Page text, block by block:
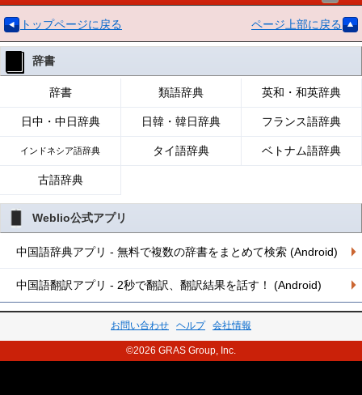
トップページに戻る ページ上部に戻る
辞書
辞書 類語辞典 英和・和英辞典
日中・中日辞典 日韓・韓日辞典 フランス語辞典
インドネシア語辞典 タイ語辞典 ベトナム語辞典
古語辞典
Weblio公式アプリ
中国語辞典アプリ - 無料で複数の辞書をまとめて検索 (Android)
中国語翻訳アプリ - 2秒で翻訳、翻訳結果を話す！ (Android)
お問い合わせ ヘルプ 会社情報
©2026 GRAS Group, Inc.